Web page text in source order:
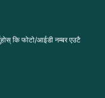
कि फोटो/आईडी नम्बर एउटै